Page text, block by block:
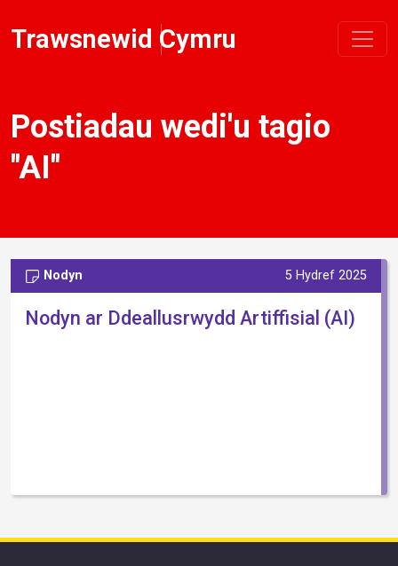
Trawsnewid Cymru
Postiadau wedi'u tagio
"AI"
Nodyn 5 Hydref 2025
Nodyn ar Ddeallusrwydd Artiffisial (AI)